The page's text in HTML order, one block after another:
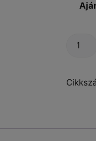
Silicon
White
Max